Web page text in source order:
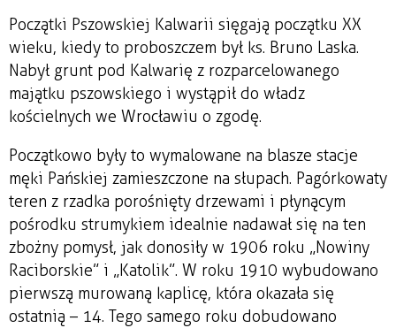
Początki Pszowskiej Kalwarii sięgają początku XX
wieku, kiedy to proboszczem był ks. Bruno Laska.
Nabył grunt pod Kalwarię z rozparcelowanego
majątku pszowskiego i wystąpił do władz
kościelnych we Wrocławiu o zgodę.
Początkowo były to wymalowane na blasze stacje
męki Pańskiej zamieszczone na słupach. Pagórkowaty
teren z rzadka porośnięty drzewami i płynącym
pośrodku strumykiem idealnie nadawał się na ten
zbożny pomysł, jak donosiły w 1906 roku „Nowiny
Raciborskie” i „Katolik”. W roku 1910 wybudowano
pierwszą murowaną kaplicę, która okazała się
ostatnią – 14. Tego samego roku dobudowano